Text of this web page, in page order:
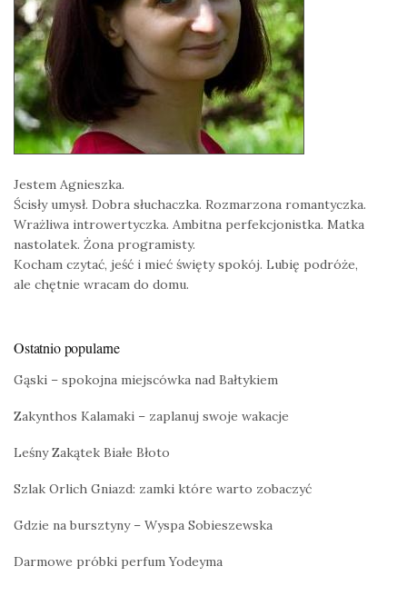
Jestem Agnieszka.
Ścisły umysł. Dobra słuchaczka. Rozmarzona romantyczka.
Wrażliwa introwertyczka. Ambitna perfekcjonistka. Matka
nastolatek. Żona programisty.
Kocham czytać, jeść i mieć święty spokój. Lubię podróże,
ale chętnie wracam do domu.
Ostatnio popularne
Gąski – spokojna miejscówka nad Bałtykiem
Zakynthos Kalamaki – zaplanuj swoje wakacje
Leśny Zakątek Białe Błoto
Szlak Orlich Gniazd: zamki które warto zobaczyć
Gdzie na bursztyny – Wyspa Sobieszewska
Darmowe próbki perfum Yodeyma